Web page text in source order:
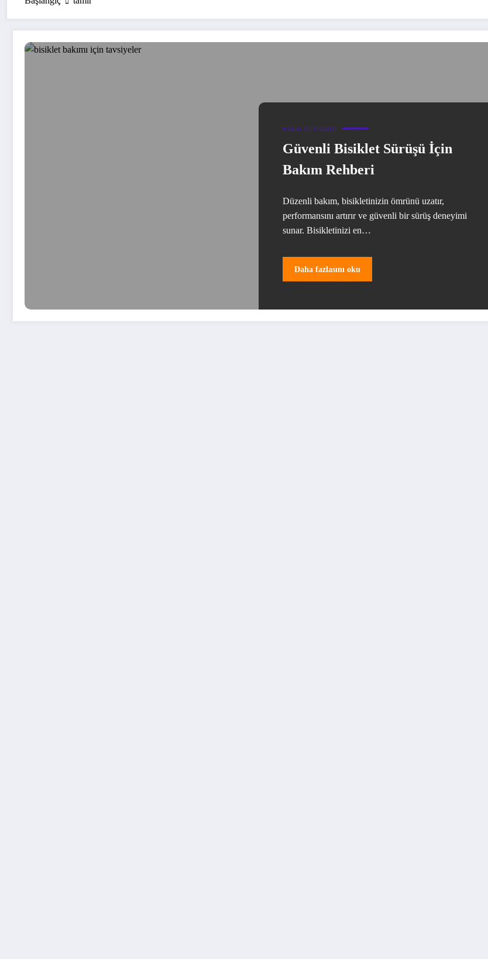
BAKIM VE ONARIM
Güvenli Bisiklet Sürüşü İçin
Bakım Rehberi
Düzenli bakım, bisikletinizin ömrünü uzatır,
performansını artırır ve güvenli bir sürüş deneyimi
sunar. Bisikletinizi en…
Daha fazlasını oku